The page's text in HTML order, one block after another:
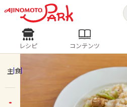
ログインするとレシピ
ログイン
レシピ
人気の食材・レシピ
レシピ コンテンツ
主食